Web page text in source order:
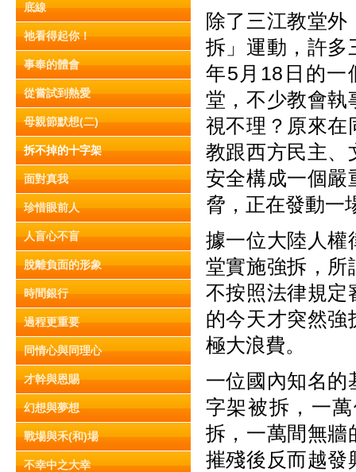
底線
祂看得起你！
事奉的體會
從嘗試到熱愛
母親節默想(二)
拆不掉的十字架
面對真我
珍惜眼前人
人盲心不盲
脫離負面的形象
時間銀行
過程更重要
同情心與同理心
才幹與恩賜
幻想與夢想
戰場與禾(和)場
不幸中之大幸
除了三江教堂
拆」運動，許多
年5月18日的一
堂，不少教會執
視不理？原來在
教跟西方民主、
安全構成一個嚴
脅，正在發動一
據一位大陸人權
堂實施強拆，所
不按照法律規定
的今天才突然強
極大浪費。
一位國內知名的
字架被拆，一
拆，一萬間無牆
摧殘後反而越發